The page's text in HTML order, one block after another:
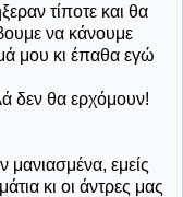
τίποτε και θα
να κάνουμε
μου κι έπαθα εγώ
δεν θα ερχόμουν!
μανιασμένα, εμείς
κι οι άντρες μας